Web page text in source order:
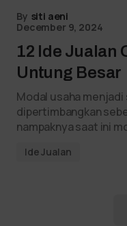
By siti aeni
December 9, 2024
12 Ide Jualan
Untung Besar
Modal usaha menjadi
dipertimbangkan
nampaknya saat ini
Ide Jualan